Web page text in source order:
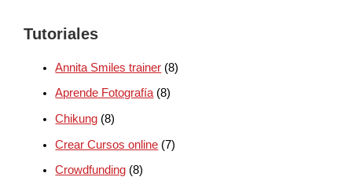
Tutoriales
Annita Smiles trainer (8)
Aprende Fotografía(8)
Chikung (8)
Crear Cursos online (7)
Crowdfunding (8)